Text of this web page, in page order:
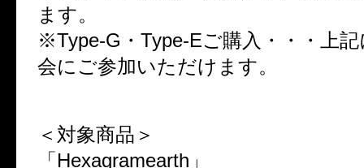
ます。
※Type-G・Type-Eご購入・・・上
会にご参加いただけます。
＜対象商品＞
「Hexagramearth」